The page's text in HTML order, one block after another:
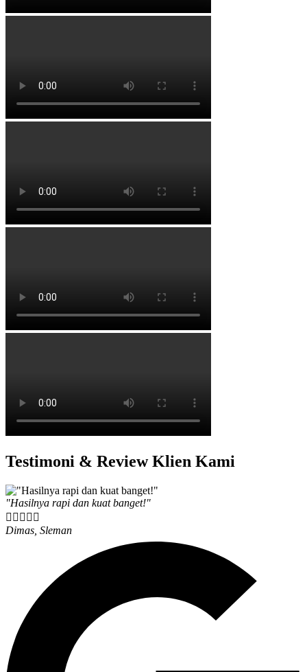
Testimoni & Review Klien Kami
"Hasilnya rapi dan kuat banget!"
    
Dimas, Sleman